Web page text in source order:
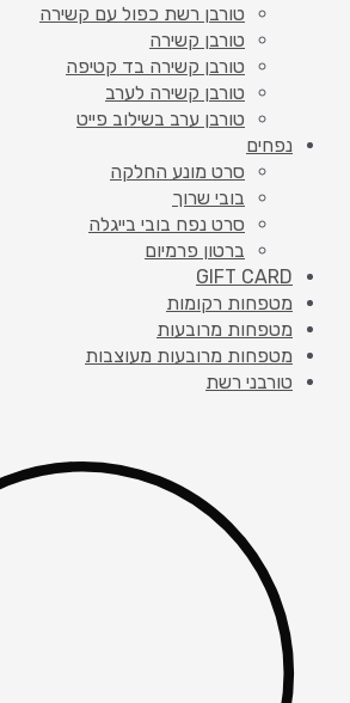
טורבן רשת כפול עם קשירה
טורבן קשירה
טורבן קשירה בד קטיפה
טורבן קשירה לערב
טורבן ערב בשילוב פייט
נפחים
סרט מונע החלקה
בובי שרוך
סרט נפח בובי בייגלה
ברטון פרמיום
GIFT CARD
מטפחות רקומות
מטפחות מרובעות
מטפחות מרובעות מעוצבות
טורבני רשת